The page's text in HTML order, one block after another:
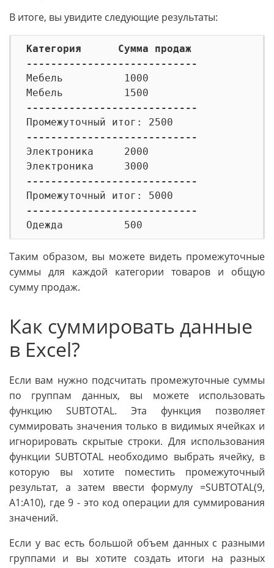
В итоге, вы увидите следующие результаты:
Категория      Сумма продаж
----------------------------
Мебель          1000
----------------------------
----------------------------
Электроника     2000
----------------------------
----------------------------
Таким образом, вы можете видеть промежуточные
суммы для каждой категории товаров и общую
сумму продаж.
Как суммировать данные
в Excel?
Если вам нужно подсчитать промежуточные суммы
по группам данных, вы можете использовать
функцию SUBTOTAL. Эта функция позволяет
суммировать значения только в видимых ячейках и
игнорировать скрытые строки. Для использования
функции SUBTOTAL необходимо выбрать ячейку, в
которую вы хотите поместить промежуточный
результат, а затем ввести формулу =SUBTOTAL(9,
A1:A10), где 9 - это код операции для суммирования
значений.
Если у вас есть большой объем данных с разными
группами и вы хотите создать итоги на разных